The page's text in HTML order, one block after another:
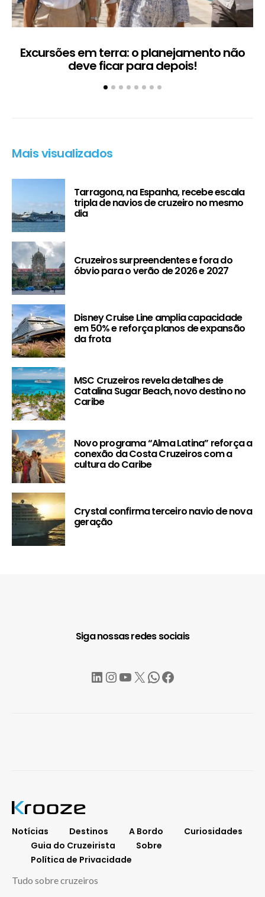
Excursões em terra: o planejamento não
deve ficar para depois!
Mais visualizados
Tarragona, na Espanha, recebe escala
tripla de navios de cruzeiro no mesmo
dia
Cruzeiros surpreendentes e fora do
óbvio para o verão de 2026 e 2027
Disney Cruise Line amplia capacidade
em 50% e reforça planos de expansão
da frota
MSC Cruzeiros revela detalhes de
Catalina Sugar Beach, novo destino no
Caribe
Novo programa “Alma Latina” reforça a
conexão da Costa Cruzeiros com a
cultura do Caribe
Crystal confirma terceiro navio de nova
geração
Siga nossas redes sociais
LinkedIn
Instagram
YouTube
X WhatsApp
Facebook
Notícias Destinos A Bordo
Curiosidades
Guia do Cruzeirista
Sobre
Política de Privacidade
Tudo sobre cruzeiros